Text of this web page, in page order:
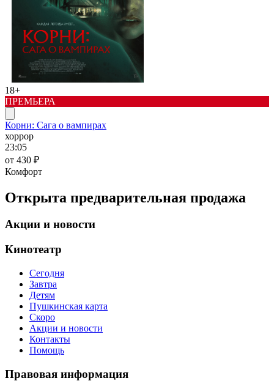
18+
ПРЕМЬЕРА
Корни: Сага о вампирах
хоррор
23:05
от 430 ₽
Комфорт
Открыта предварительная продажа
Акции и новости
Кинотеатр
Сегодня
Завтра
Детям
Пушкинская карта
Скоро
Акции и новости
Контакты
Помощь
Правовая информация